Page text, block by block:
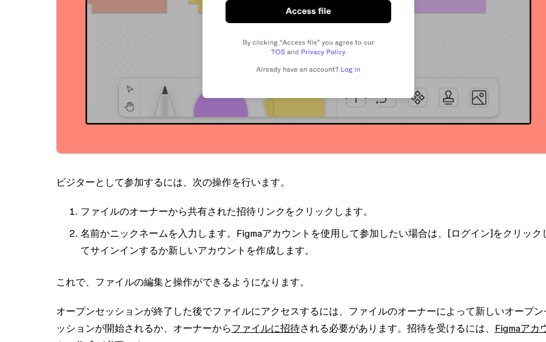
ビジターとして参加するには、次の操作を行います。
ファイルのオーナーから共有された招待リンクをクリックします。
名前かニックネームを入力します。Figmaアカウントを使用して参加したい場合は、 [ログイン]をクリック
てサインインするか新しいアカウントを作成します。
これで、ファイルの編集と操作ができるようになります。
オープンセッションが終了した後でファイルにアクセスするには、ファイルのオーナーによって新しいオープン
ッションが開始されるか、オーナーからファイルに招待される必要があります。招待を受けるには、 Figmaアカ